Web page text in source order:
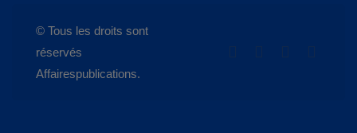
© Tous les droits sont
réservés
Affairespublications.